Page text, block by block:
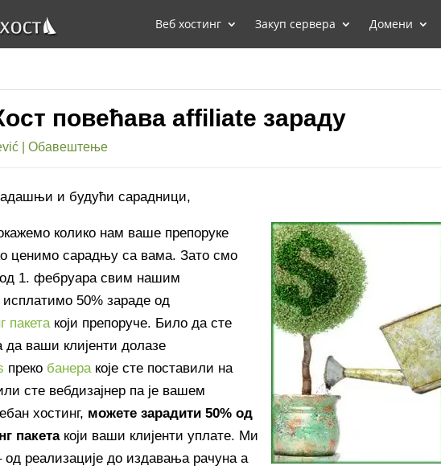
Веб хостинг Закуп сервера Домени
повећава affiliate зараду
Обавештење
и будући сарадници,
колико нам ваше препоруке
ценимо сарадњу са вама. Зато смо
1. фебруара свим нашим
50% зараде од
пакетакоји препоруче. Било да сте
да ваши клијенти долазе
преко банеракоје сте поставили на
сте вебдизајнер па је вашем
хостинг, можете зарадити 50% од
пакетакоји ваши клијенти уплате. Ми
реализације до издавања рачуна а